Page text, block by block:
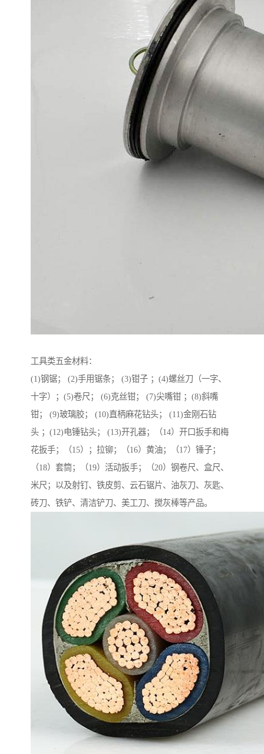
工具类五金材料：
(1)钢锯； (2)手用锯条； (3)钳子 ；(4)螺丝刀（一字、
十字）；(5)卷尺； (6)克丝钳； (7)尖嘴钳 ；(8)斜嘴
钳； (9)玻璃胶； (10)直柄麻花钻头； (11)金刚石钻
头 ；(12)电锤钻头； (13)开孔器；（14）开口扳手和梅
花扳手；（15）；拉铆；（16）黄油；（17）锤子；
（18）套筒；（19）活动扳手；（20）钢卷尺、盒尺、
米尺；以及射钉、铁皮剪、云石锯片、油灰刀、灰匙、
砖刀、铁铲、清洁铲刀、美工刀、搅灰棒等产品。